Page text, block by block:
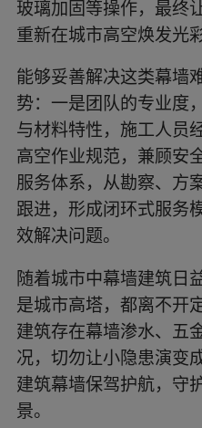
玻璃加固等操作，最终
重新在城市高空焕发光彩
能够妥善解决这类幕墙
势：一是团队的专业度
与材料特性，施工人员
高空作业规范，兼顾安
服务体系，从勘察、方
跟进，形成闭环式服务
效解决问题。
随着城市中幕墙建筑日
是城市高塔，都离不开
建筑存在幕墙渗水、五
况，切勿让小隐患演变
建筑幕墙保驾护航，守
景。